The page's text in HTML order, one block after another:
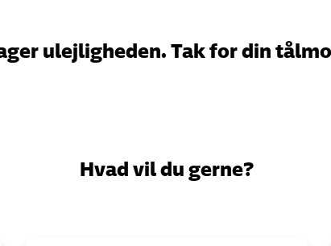
ulejligheden. Tak for din
Hvad vil du gerne?